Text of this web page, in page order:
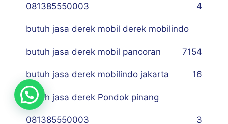
081385550003 4
butuh jasa derek mobil derek mobilindo
154
butuh jasa derek mobil pancoran 7
butuh jasa derek mobilindo jakarta 16
Butuh jasa derek Pondok pinang
081385550003 3